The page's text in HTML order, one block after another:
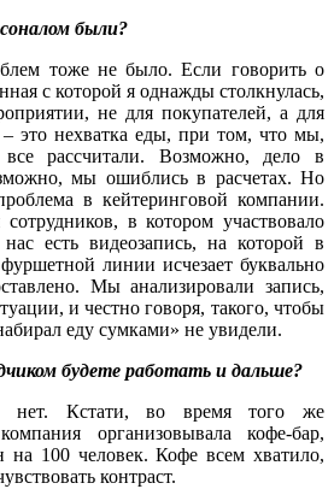
были?
тоже не было. Если говорить о
с которой я однажды столкнулась,
не для покупателей, а для
это нехватка еды, при том, что мы,
рассчитали. Возможно, дело в
мы ошиблись в расчетах. Но
в кейтеринговой компании.
в котором участвовало
есть видеозапись, на которой в
линии исчезает буквально
Мы анализировали запись,
и честно говоря, такого, чтобы
еду сумками» не увидели.
будете работать и дальше?
нет. Кстати, во время того же
организовывала кофе-бар,
на 100 человек. Кофе всем хватило,
контраст.